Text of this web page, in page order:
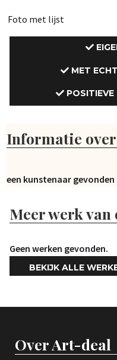
Foto met lijst
MET
POSITIEVE
Informatie
Geen kunstenaar gevonden
Meer werk van
Geen werken gevonden.
BEKIJK ALLE
Over Art-deal